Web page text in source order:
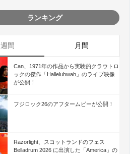
ランキング
週間 月間
Can、1971年の作品から実験的クラウトロ
ックの傑作「Halleluhwah」のライブ映像
が公開！
フジロック26のアフタームビーが公開！
Razorlight、スコットランドのフェス
Belladrum 2026 に出演した「America」の